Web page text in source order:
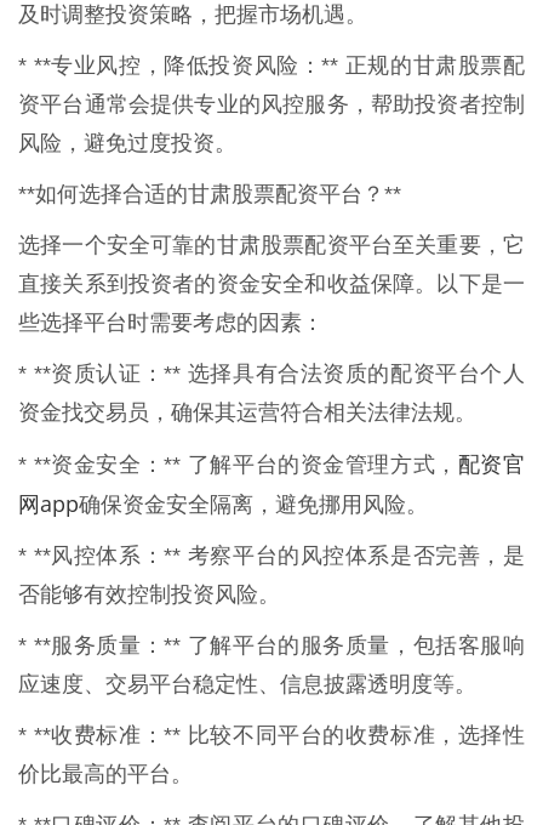
及时调整投资策略，把握市场机遇。
* **专业风控，降低投资风险：** 正规的甘肃股票配
资平台通常会提供专业的风控服务，帮助投资者控制
风险，避免过度投资。
**如何选择合适的甘肃股票配资平台？**
选择一个安全可靠的甘肃股票配资平台至关重要，它
直接关系到投资者的资金安全和收益保障。以下是一
些选择平台时需要考虑的因素：
* **资质认证：** 选择具有合法资质的配资平台个人
资金找交易员，确保其运营符合相关法律法规。
* **资金安全：** 了解平台的资金管理方式， 配资官
网app确保资金安全隔离，避免挪用风险。
* **风控体系：** 考察平台的风控体系是否完善，是
否能够有效控制投资风险。
* **服务质量：** 了解平台的服务质量，包括客服响
应速度、交易平台稳定性、信息披露透明度等。
* **收费标准：** 比较不同平台的收费标准，选择性
价比最高的平台。